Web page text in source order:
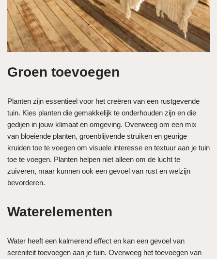
Groen toevoegen
Planten zijn essentieel voor het creëren van een rustgevende
tuin. Kies planten die gemakkelijk te onderhouden zijn en die
gedijen in jouw klimaat en omgeving. Overweeg om een mix
van bloeiende planten, groenblijvende struiken en geurige
kruiden toe te voegen om visuele interesse en textuur aan je tuin
toe te voegen. Planten helpen niet alleen om de lucht te
zuiveren, maar kunnen ook een gevoel van rust en welzijn
bevorderen.
Waterelementen
Water heeft een kalmerend effect en kan een gevoel van
sereniteit toevoegen aan je tuin. Overweeg het toevoegen van